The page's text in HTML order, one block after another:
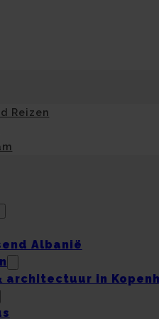
Reizen
Albanië
architectuur in